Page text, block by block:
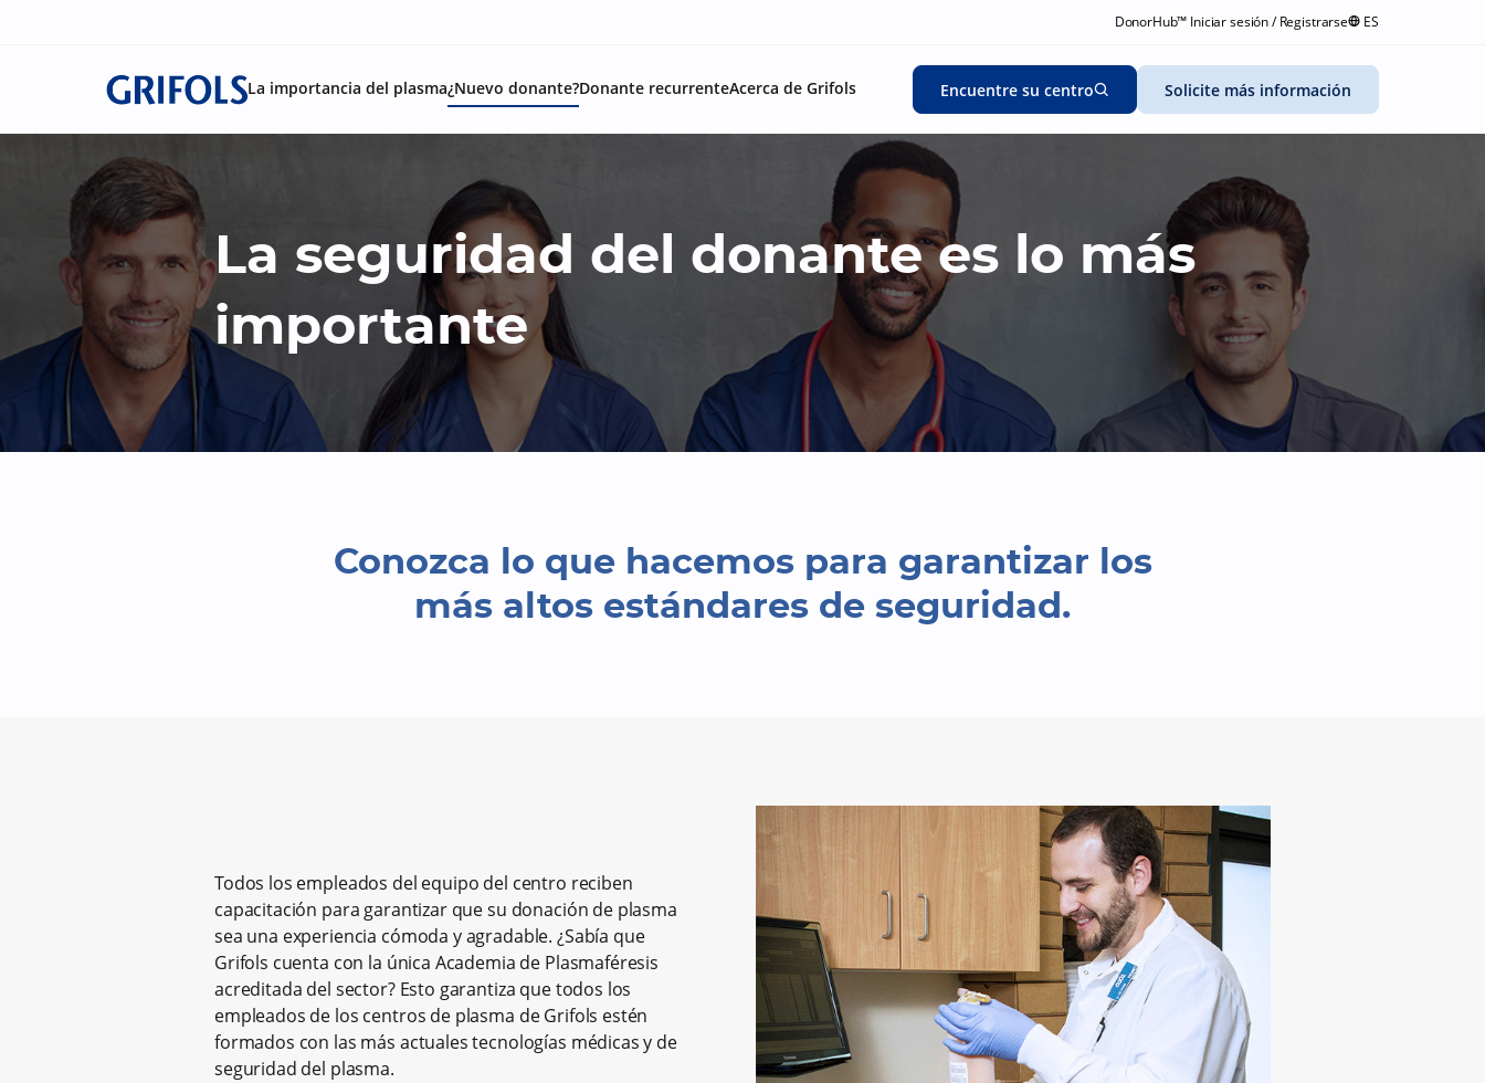
DonorHub™ Iniciar sesión / Registrarse ES
La importancia del plasma¿Nuevo donante?Donante recurrenteAcerca de Grifols Encuentre su centro Solicite más información
La seguridad del donante es lo más
importante
Conozca lo que hacemos para garantizar los
más altos estándares de seguridad.
Todos los empleados del equipo del centro reciben
capacitación para garantizar que su donación de plasma
sea una experiencia cómoda y agradable. ¿Sabía que
Grifols cuenta con la única Academia de Plasmaféresis
acreditada del sector? Esto garantiza que todos los
empleados de los centros de plasma de Grifols estén
formados con las más actuales tecnologías médicas y de
seguridad del plasma.